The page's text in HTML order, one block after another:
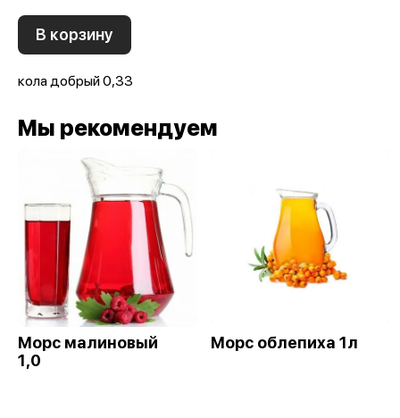
В корзину
кола добрый 0,33
Мы рекомендуем
Морс малиновый
1,0
Морс облепиха 1л